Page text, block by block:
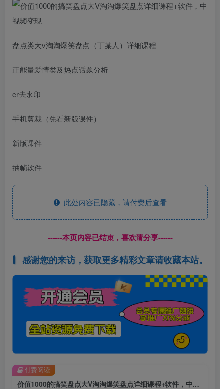
盘点类大v淘淘爆笑盘点（丁某人）详细课程
正能量爱情类及热点话题分析
cr去水印
手机剪裁（先看新版课件）
新版课件
抽帧软件
此处内容已隐藏，请付费后查看
------本页内容已结束，喜欢请分享------
感谢您的来访，获取更多精彩文章请收藏本站。
价值1000的搞笑盘点大V淘淘爆笑盘点详细课程+软件，中视频变现
付费阅读